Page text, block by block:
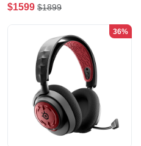
(For PC, PS4/5 and switch)
$1599 $1899
36%